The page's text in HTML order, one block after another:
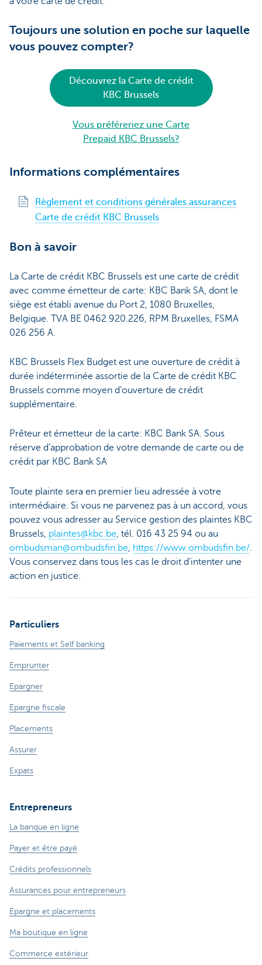
Toujours une solution en poche sur laquelle
vous pouvez compter?
Découvrez la Carte de crédit
KBC Brussels
Vous préféreriez une Carte
Prepaid KBC Brussels?
Informations complémentaires
Règlement et conditions générales assurances
Carte de crédit KBC Brussels
Bon à savoir
La Carte de crédit KBC Brussels est une carte de crédit
avec comme émetteur de carte: KBC Bank SA, dont le
siège est établi avenue du Port 2, 1080 Bruxelles,
Belgique. TVA BE 0462.920.226, RPM Bruxelles, FSMA
026 256 A.
KBC Brussels Flex Budget est une ouverture de crédit à
durée indéterminée assortie de la Carte de crédit KBC
Brussels comme moyen d’ouverture de crédit
supplémentaire.
Prêteur et émetteur de la carte: KBC Bank SA. Sous
réserve d’approbation de votre demande de carte ou de
crédit par KBC Bank SA
Toute plainte sera en premier lieu adressée à votre
intermédiaire. Si vous ne parvenez pas à un accord, vous
pouvez vous adresser au Service gestion des plaintes KBC
Brussels, plaintes@kbc.be, tél. 016 43 25 94 ou au
ombudsman@ombudsfin.be, https://www.ombudsfin.be/.
Vous conservez dans tous les cas le droit d'intenter une
action en justice.
Particuliers
Paiements et Self banking
Emprunter
Epargner
Epargne fiscale
Placements
Assurer
Expats
Entrepreneurs
La banque en ligne
Payer et être payé
Crédits professionnels
Assurances pour entrepreneurs
Epargne et placements
Ma boutique en ligne
Commerce extérieur